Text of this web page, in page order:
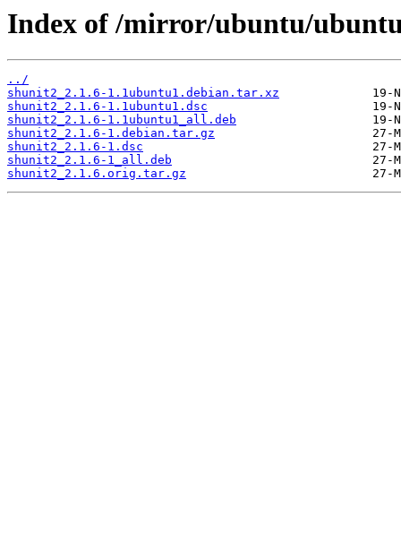
Index of /mirror/ubuntu/
../
shunit2_2.1.6-1.1ubuntu1.debian.tar.xz
shunit2_2.1.6-1.1ubuntu1.dsc
shunit2_2.1.6-1.1ubuntu1_all.deb
shunit2_2.1.6-1.debian.tar.gz
shunit2_2.1.6-1.dsc
shunit2_2.1.6-1_all.deb
shunit2_2.1.6.orig.tar.gz